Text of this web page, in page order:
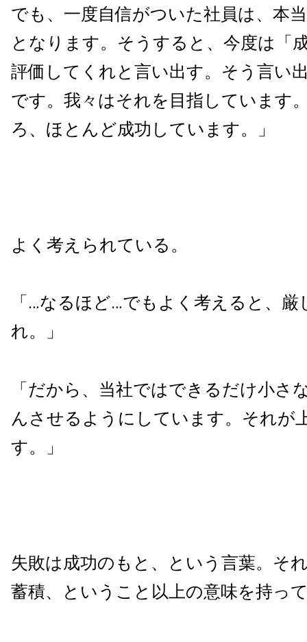
でも、一度自信がついた社員は、本
となります。そうすると、今度は「
評価してくれと言い出す。そう言い
です。我々はそれを目指しています
ろ、ほとんど成功しています。」
よく考えられている。
「…なるほど…でもよく考えると、
れ。」
「だから、当社ではできるだけ小さ
んさせるようにしています。それが
す。」
失敗は成功のもと、という言葉。そ
蓄積、ということ以上の意味を持っ